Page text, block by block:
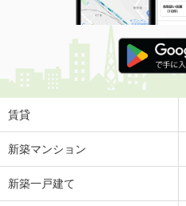
賃貸
新築マンション
新築一戸建て